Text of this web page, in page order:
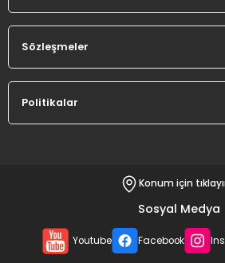
Sözleşmeler
Politikalar
Konum için
Sosyal Medya
Youtube Facebook